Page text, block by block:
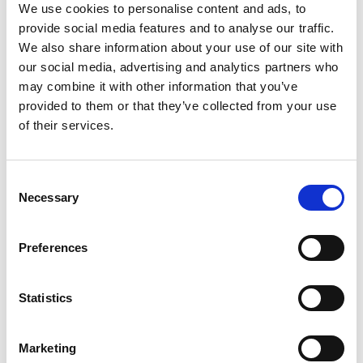
We use cookies to personalise content and ads, to
provide social media features and to analyse our traffic.
We also share information about your use of our site with
our social media, advertising and analytics partners who
may combine it with other information that you’ve
provided to them or that they’ve collected from your use
of their services.
Selection
Necessary
Preferences
Statistics
Marketing
December 22, 2025
Liebherr 10-års garanti
Liebherr 10-års garanti